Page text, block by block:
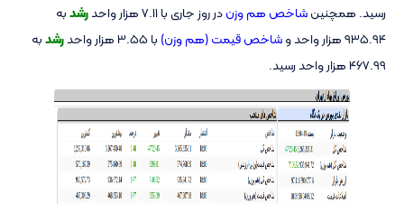
رسید. همچنینشاخص هم وزندر روز جاری با 7.11 هزار واحد رشدبه
935.94 هزار واحد و
شاخص قیمت (هم وزن) با 3.55 هزار واحد رشدبه
467.99 هزار واحد رسید.